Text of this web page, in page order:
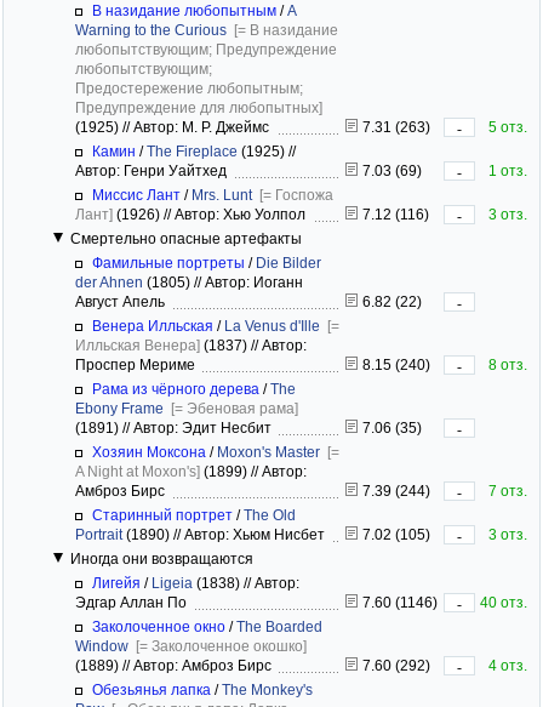
В назидание любопытным /A
Warning to the Curious [= В назидание
любопытствующим; Предупреждение
любопытствующим;
Предостережение любопытным;
Предупреждение для любопытных]
(1925) //Автор: М. Р. Джеймс 7.31 (263) -
5 отз.
Камин /The Fireplace (1925) //
Автор: Генри Уайтхед
7.03 (69) -
1 отз.
Миссис Лант / Mrs. Lunt [= Госпожа
Лант] (1926) //Автор: Хью Уолпол 7.12 (116) -
3 отз.
Смертельно опасные артефакты
Фамильные портреты / Die Bilder
der Ahnen (1805) //Автор: Иоганн
Август Апель
6.82 (22)
-
Венера Илльская / La Venus d'Ille [=
Илльская Венера] (1837) //Автор:
Проспер Мериме
8.15 (240) -
8 отз.
Рама из чёрного дерева /The
Ebony Frame [= Эбеновая рама]
(1891) //Автор: Эдит Несбит 7.06 (35)
-
Хозяин Моксона / Moxon's Master [=
A Night at Moxon's] (1899) //Автор:
Амброз Бирс
7.39 (244) -
7 отз.
Старинный портрет /The Old
Portrait(1890) //Автор: Хьюм Нисбет 7.02 (105) -
3 отз.
Иногда они возвращаются
Лигейя / Ligeia (1838) //Автор:
Эдгар Аллан По
7.60 (1146) -
40 отз.
Заколоченное окно /The Boarded
Window [= Заколоченное окошко]
(1889) //Автор: Амброз Бирс 7.60 (292) -
4 отз.
Обезьянья лапка /The Monkey's